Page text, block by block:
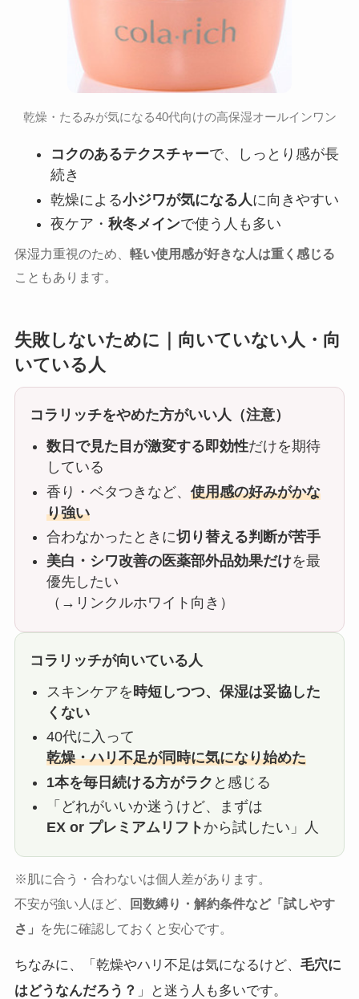
乾燥・たるみが気になる40代向けの高保湿オールインワン
コクのあるテクスチャーで、しっとり感が長
続き
乾燥による小ジワが気になる人 に向きやすい
夜ケア・ 秋冬メインで使う人も多い
保湿力重視のため、 軽い使用感が好きな人は重く感じる
こともあります。
失敗しないために｜向いていない人・向
いている人
コラリッチをやめた方がいい人（注意）
数日で見た目が激変する即効性だけを期待
している
香り・ベタつきなど、使用感の好みがかな
り強い
合わなかったときに切り替える判断が苦手
美白・シワ改善の医薬部外品効果だけを最
優先したい
（→リンクルホワイト向き）
コラリッチが向いている人
スキンケアを 時短しつつ、保湿は妥協した
くない
40代に入って
乾燥・ハリ不足が同時に気になり始めた
1本を毎日続ける方がラク と感じる
「どれがいいか迷うけど、まずは
EX or プレミアムリフト から試したい」人
※肌に合う・合わないは個人差があります。
不安が強い人ほど、
回数縛り・解約条件など「試しやす
さ」
を先に確認しておくと安心です。
ちなみに、「乾燥やハリ不足は気になるけど、 毛穴に
はどうなんだろう？ 」と迷う人も多いです。